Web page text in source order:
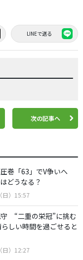
LINEで送る
次の記事へ
巻「63」でV争いへ
どうなる？
）15:57
“二重の栄冠”に挑む
しい時間を過ごせると
）12:27